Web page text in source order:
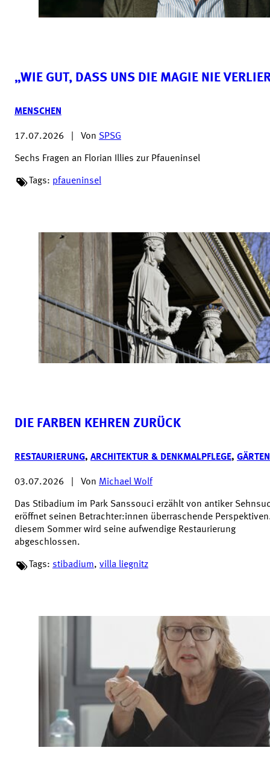
„WIE GUT, DASS UNS DIE MAGIE NIE
MENSCHEN
17.07.2026 Von SPSG
Sechs Fragen an Florian Illies zur Pfaueninsel
Tags: pfaueninsel
DIE FARBEN KEHREN ZURÜCK
RESTAURIERUNG, ARCHITEKTUR & DENKMALPFLEGE, GÄRTEN
03.07.2026 Von Michael Wolf
Das Stibadium im Park Sanssouci erzählt von antiker
eröffnet seinen Betrachter:innen überraschende
diesem Sommer wird seine aufwendige Restaurierung
abgeschlossen.
Tags: stibadium, villa liegnitz